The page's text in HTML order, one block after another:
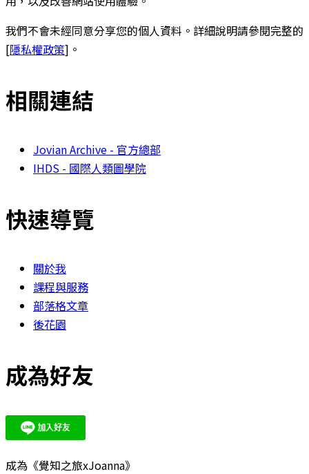
我們不會未經同意分享您的個人資料。詳細說明請參閱完整的
[隱私權政策]。
相關連結
Jovian Archive - 官方總部
IHDS - 國際人類圖學院
快速導覽
關於我
課程與服務
部落格文章
後花園
成為好友
成為《覺知之旅xJoanna》